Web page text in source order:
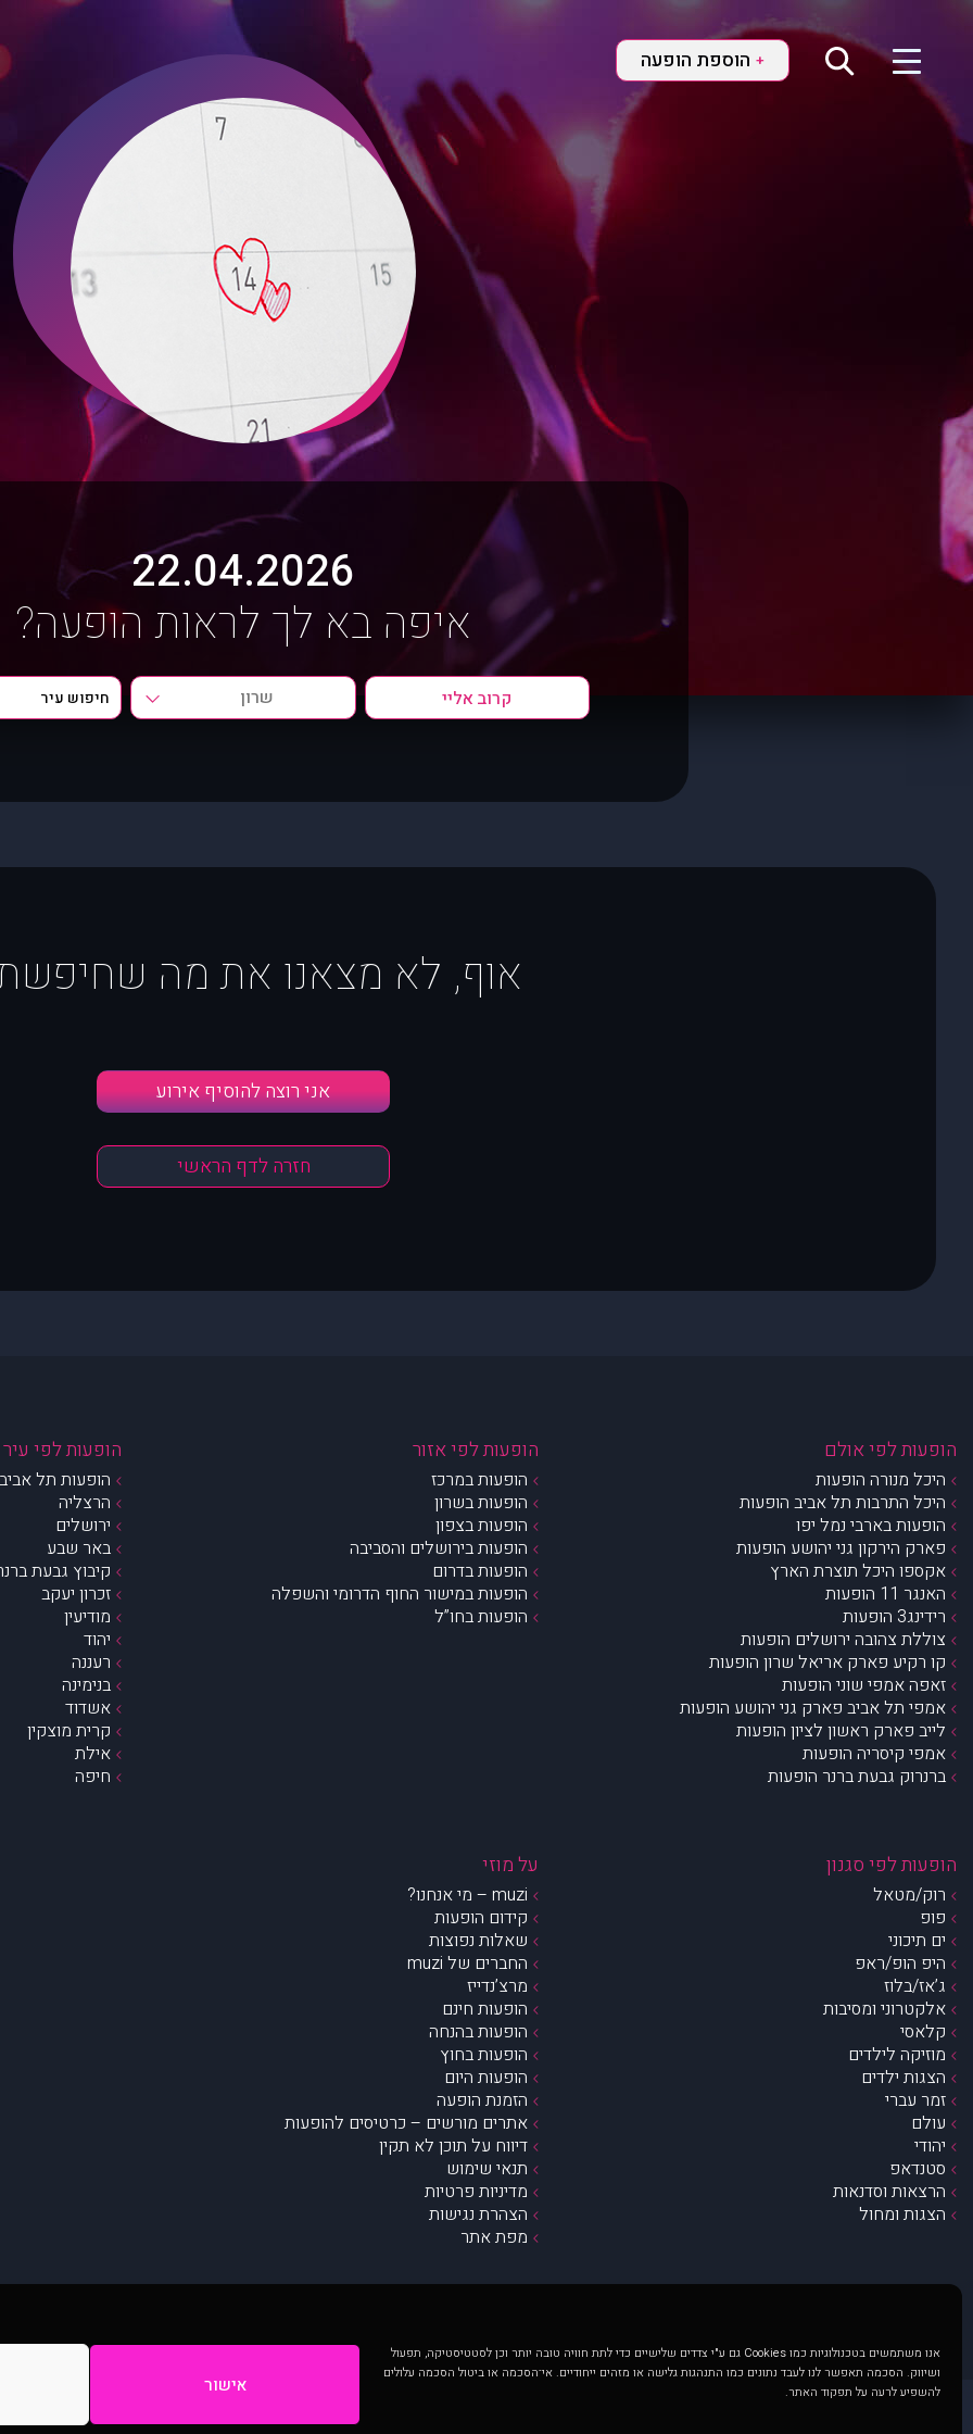
אנו משתמשים בטכנולוגיות כמו Cookies גם ע"י צדדים שלישיים כדי לתת חוויה טובה יותר וכן לסטטיסטיקה, תפעול
ושיווק. הסכמה תאפשר לנו לעבד נתונים כמו התנהגות גלישה או מזהים ייחודיים. אי־הסכמה או ביטול הסכמה עלולים
להשפיע לרעה על תפקוד האתר.
אישור
+ הוספת הופעה
22.04.2026
איפה בא לך לראות הופעה?
שרון
אוף, לא מצאנו את מה
אני רוצה להוסיף אירוע
חזרה לדף הראשי
הופעות לפי אולם
היכל מנורה הופעות
היכל התרבות תל אביב הופעות
הופעות בארבי נמל יפו
פארק הירקון גני יהושע הופעות
אקספו היכל תוצרת הארץ
האנגר 11 הופעות
רידינג3 הופעות
צוללת צהובה ירושלים הופעות
קו רקיע פארק אריאל שרון הופעות
זאפה אמפי שוני הופעות
אמפי תל אביב פארק גני יהושע הופעות
לייב פארק ראשון לציון הופעות
אמפי קיסריה הופעות
ברנרוק גבעת ברנר הופעות
הופעות לפי אזור
הופעות במרכז
הופעות בשרון
הופעות בצפון
הופעות בירושלים והסביבה
הופעות בדרום
הופעות במישור החוף הדרומי והשפלה
הופעות בחו”ל
הופעות לפי עיר
הופעות תל
הרצליה
ירושלים
באר שבע
קיבוץ גבעת
זכרון יעקב
מודיעין
יהוד
רעננה
בנימינה
אשדוד
קרית מוצקין
אילת
חיפה
הופעות לפי סגנון
רוק/מטאל
פופ
ים תיכוני
היפ הופ/ראפ
ג’אז/בלוז
אלקטרוני ומסיבות
קלאסי
מוזיקה לילדים
הצגות ילדים
זמר עברי
עולם
יהודי
סטנדאפ
הרצאות וסדנאות
הצגות ומחול
על מוזי
muzi – מי אנחנו?
קידום הופעות
שאלות נפוצות
החברים של muzi
מרצ’נדייז
הופעות חינם
הופעות בהנחה
הופעות בחוץ
הופעות היום
הזמנת הופעה
אתרים מורשים – כרטיסים להופעות
דיווח על תוכן לא תקין
תנאי שימוש
מדיניות פרטיות
הצהרת נגישות
מפת אתר